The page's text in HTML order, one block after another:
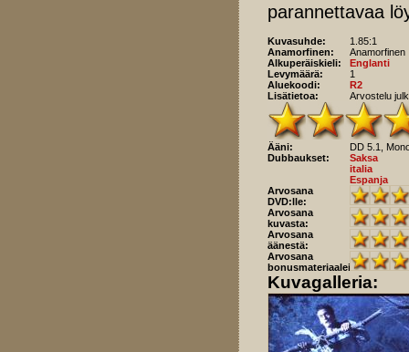
parannettavaa
Kuvasuhde:
1.85:1
Anamorfinen:
Anamorfinen
Alkuperäiskieli:
Englanti
Levymäärä:
1
Aluekoodi:
R2
Lisätietoa:
Arvostelu
Ääni:
DD 5.1,
Dubbaukset:
Saksa
italia
Espanja
Arvosana
DVD:lle:
Arvosana
kuvasta:
Arvosana
äänestä:
Arvosana
bonusmateriaaleista:
Kuvagalleria: